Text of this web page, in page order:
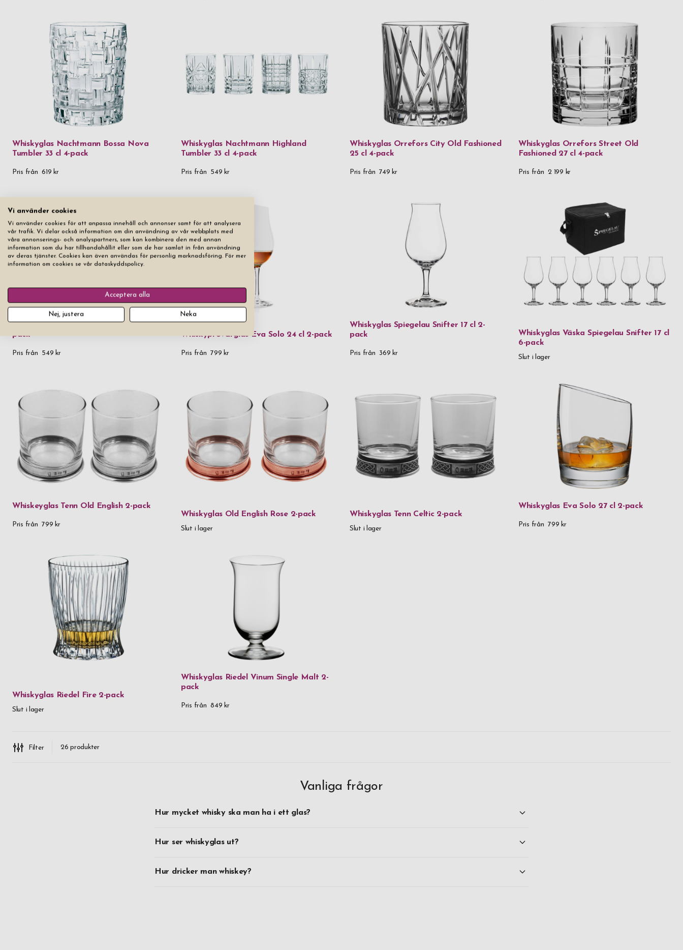
Whiskyglas Nachtmann Bossa Nova
Tumbler 33 cl 4-pack
Pris från 619 kr
Whiskyglas Nachtmann Highland
Tumbler 33 cl 4-pack
Pris från 549 kr
Whiskyglas Orrefors City Old Fashioned
25 cl 4-pack
Pris från 749 kr
Whiskyglas Orrefors Street Old
Fashioned 27 cl 4-pack
Pris från 2 199 kr
Whiskyglas Nachtmann Punk 35 cl 4-
pack
Pris från 549 kr
Whiskyprovarglas Eva Solo 24 cl 2-pack
Pris från 799 kr
Whiskyglas Spiegelau Snifter 17 cl 2-
pack
Pris från 369 kr
Whiskyglas Väska Spiegelau Snifter 17 cl
6-pack
Slut i lager
Whiskeyglas Tenn Old English 2-pack
Pris från 799 kr
Whiskyglas Old English Rose 2-pack
Slut i lager
Whiskyglas Tenn Celtic 2-pack
Slut i lager
Whiskyglas Eva Solo 27 cl 2-pack
Pris från 799 kr
Whiskyglas Riedel Fire 2-pack
Slut i lager
Whiskyglas Riedel Vinum Single Malt 2-
pack
Pris från 849 kr
Filter 26 produkter
Vanliga frågor
Hur mycket whisky ska man ha i ett glas?
Hur ser whiskyglas ut?
Hur dricker man whiskey?
Vi använder cookies
Vi använder cookies för att anpassa innehåll och annonser samt för att analysera
vår trafik. Vi delar också information om din användning av vår webbplats med
våra annonserings- och analyspartners, som kan kombinera den med annan
information som du har tillhandahållit eller som de har samlat in från användning
av deras tjänster. Cookies kan även användas för personlig marknadsföring. För mer
information om cookies se vår dataskyddspolicy.
Acceptera alla
Nej, justera Neka